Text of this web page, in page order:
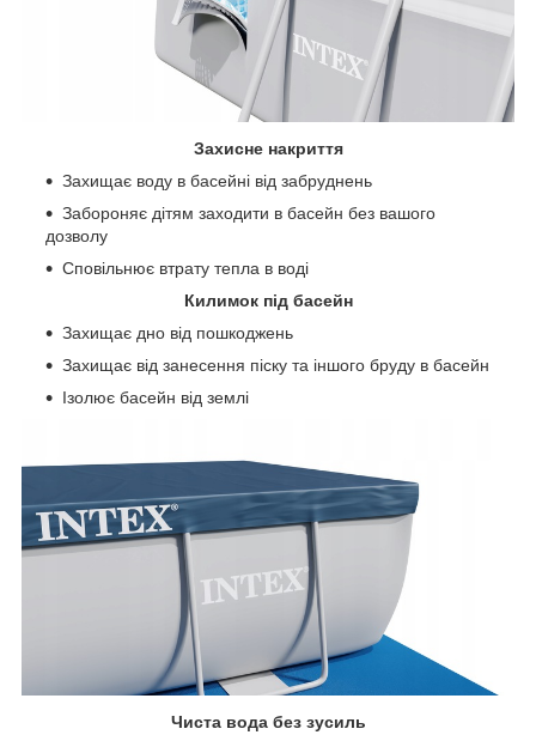
Захисне накриття
Захищає воду в басейні від забруднень
Забороняє дітям заходити в басейн без вашого
дозволу
Сповільнює втрату тепла в воді
Килимок під басейн
Захищає дно від пошкоджень
Захищає від занесення піску та іншого бруду в басейн
Ізолює басейн від землі
Чиста вода без зусиль